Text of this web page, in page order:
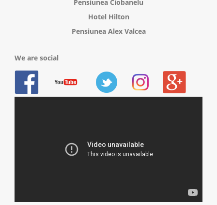
Pensiunea Ciobanelu
Hotel Hilton
Pensiunea Alex Valcea
We are social